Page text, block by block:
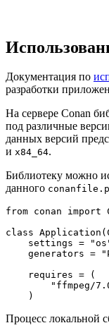
Документация по
разработки
На сервере Conan
под различные
данных версий
и x84_64.
Библиотеку можно
данного
from conan import
class Application (
    settings =
    generators =
    requires = (
"ffmpeg/
Процесс локальной